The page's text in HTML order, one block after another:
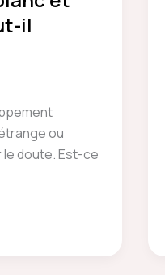
il
ou
doute. Est-ce